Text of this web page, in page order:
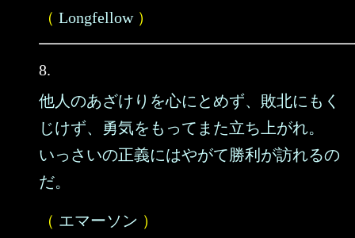
（ Longfellow）
8.
他人のあざけりを心にとめず、敗北にもく
じけず、勇気をもってまた立ち上がれ。
いっさいの正義にはやがて勝利が訪れるの
だ。
（ エマーソン ）